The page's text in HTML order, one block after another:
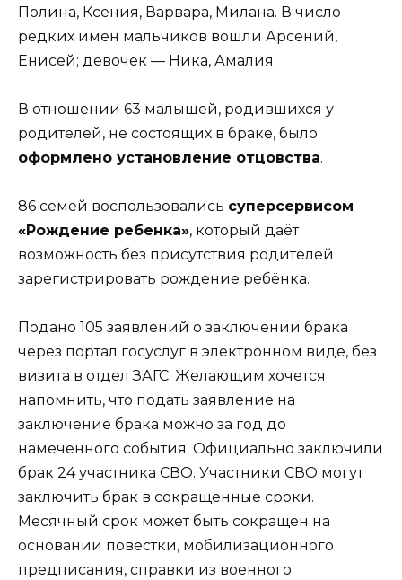
Полина, Ксения, Варвара, Милана. В число
редких имён мальчиков вошли Арсений,
Енисей; девочек — Ника, Амалия.
В отношении 63 малышей, родившихся у
родителей, не состоящих в браке, было
оформлено установление отцовства.
86 семей воспользовались суперсервисом
«Рождение ребенка», который даёт
возможность без присутствия родителей
зарегистрировать рождение ребёнка.
Подано 105 заявлений о заключении брака
через портал госуслуг в электронном виде, без
визита в отдел ЗАГС. Желающим хочется
напомнить, что подать заявление на
заключение брака можно за год до
намеченного события. Официально заключили
брак 24 участника СВО. Участники СВО могут
заключить брак в сокращенные сроки.
Месячный срок может быть сокращен на
основании повестки, мобилизационного
предписания, справки из военного